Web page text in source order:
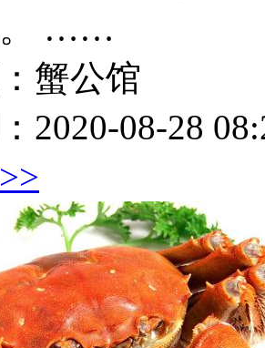
。 ……
蟹公馆
2020-08-28